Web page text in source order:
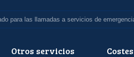
para las llamadas a servicios de
Otros servicios Costes